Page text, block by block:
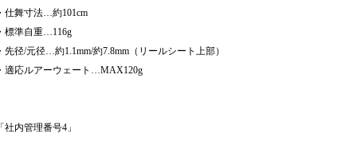
仕舞寸法…約101cm
標準自重…116g
先径/元径…約1.1mm/約7.8mm（リールシート上部）
適応ルアーウェート…MAX120g
社内管理番号4」